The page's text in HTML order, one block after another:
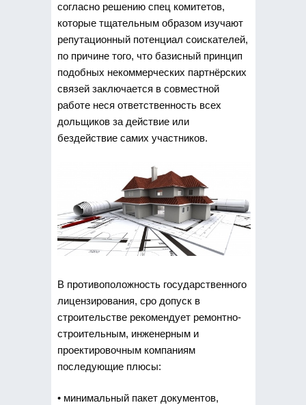
согласно решению спец комитетов,
которые тщательным образом изучают
репутационный потенциал соискателей,
по причине того, что базисный принцип
подобных некоммерческих партнёрских
связей заключается в совместной
работе неся ответственность всех
дольщиков за действие или
бездействие самих участников.
В противоположность государственного
лицензирования, сро допуск в
строительстве рекомендует ремонтно-
строительным, инженерным и
проектировочным компаниям
последующие плюсы:
• минимальный пакет документов,